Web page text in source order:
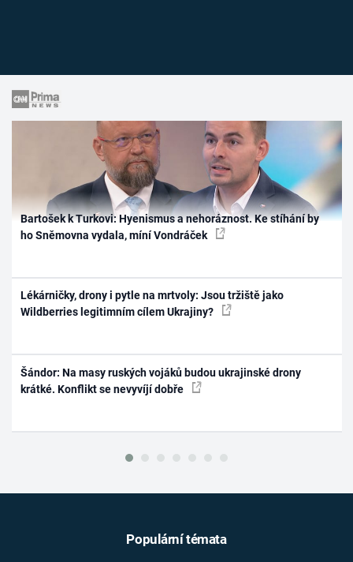
Bartošek k Turkovi: Hyenismus a nehoráznost. Ke stíhání by
ho Sněmovna vydala, míní Vondráček
Lékárničky, drony i pytle na mrtvoly: Jsou tržiště jako
Wildberries legitimním cílem Ukrajiny?
Šándor: Na masy ruských vojáků budou ukrajinské drony
krátké. Konflikt se nevyvíjí dobře
Populární témata